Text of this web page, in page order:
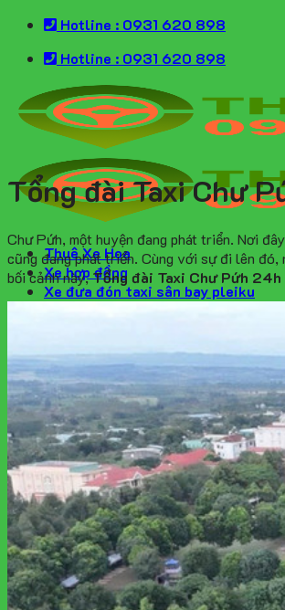
Skip
content
Hotline : 0931 620 898
Hotline : 0931 620 898
Thuê Xe Hoa
Xe hợp đồng
Xe đưa đón taxi sân bay pleiku
Tổng đài Taxi Chư
Chư Pứh, một huyện đang phát triển. Nơi
cũng đang phát triển. Cùng với sự đi lên
bối cảnh này,Tổng đài Taxi Chư Pứh 24h